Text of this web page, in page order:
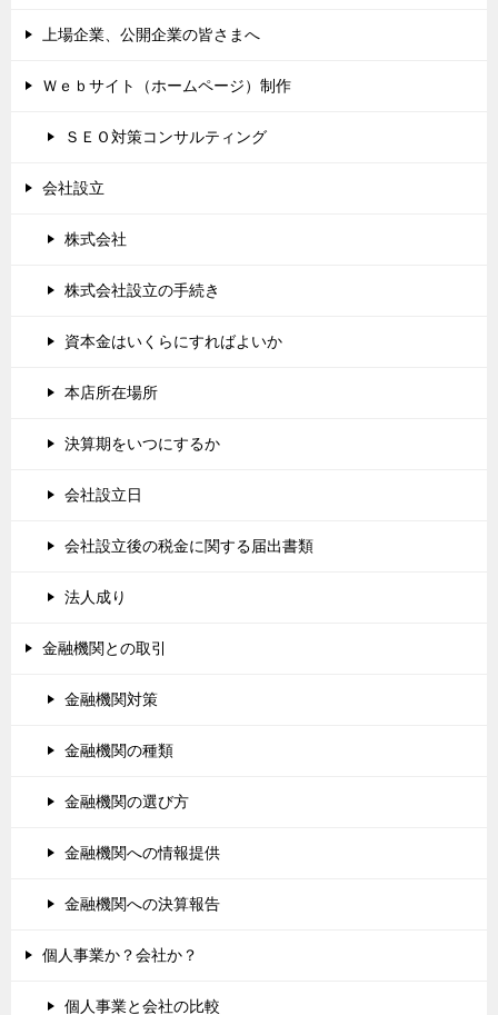
上場企業、公開企業の皆さまへ
Ｗｅｂサイト（ホームページ）制作
ＳＥＯ対策コンサルティング
会社設立
株式会社
株式会社設立の手続き
資本金はいくらにすればよいか
本店所在場所
決算期をいつにするか
会社設立日
会社設立後の税金に関する届出書類
法人成り
金融機関との取引
金融機関対策
金融機関の種類
金融機関の選び方
金融機関への情報提供
金融機関への決算報告
個人事業か？会社か？
個人事業と会社の比較